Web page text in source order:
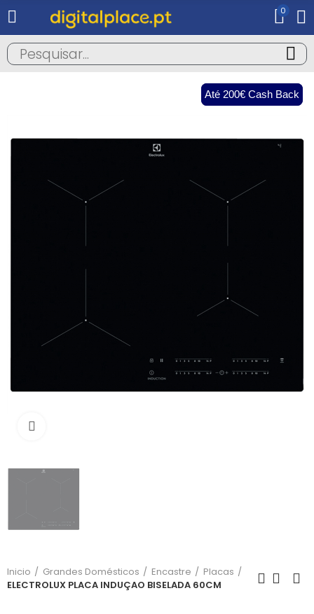
0
Até 200€ Cash Back
Até 200€ Cash Back
Inicio Grandes Domésticos Encastre
Placas
ELECTROLUX PLACA INDUÇAO BISELADA 60CM